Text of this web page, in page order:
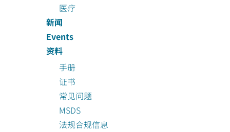
医疗
新闻
Events
资料
手册
证书
常见问题
MSDS
法规合规信息